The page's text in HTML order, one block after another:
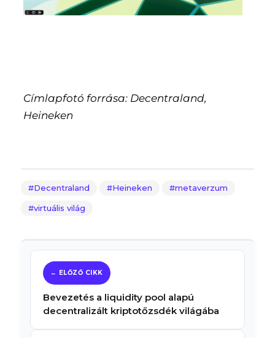
Címlapfotó forrása: Decentraland,
Heineken
Decentraland Heineken metaverzum
virtuális világ
Bevezetés a liquidity pool alapú
decentralizált kriptotőzsdék világába